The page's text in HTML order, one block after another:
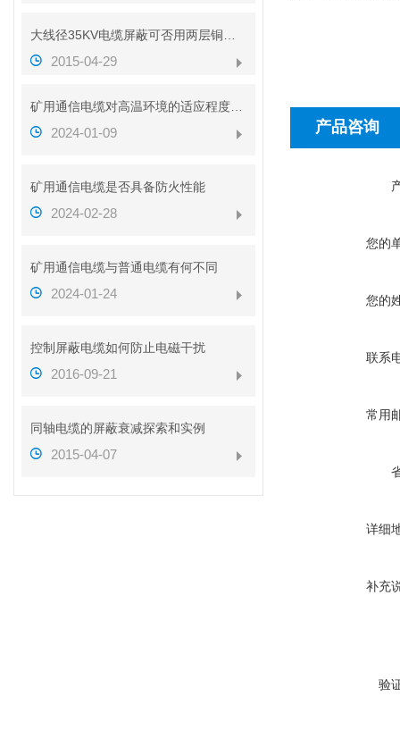
2015-04-29
2024-01-09
矿用通信电缆是否具备防火性能
2024-02-28
矿用通信电缆与普通电缆有何不同
2024-01-24
控制屏蔽电缆如何防止电磁干扰
2016-09-21
同轴电缆的屏蔽衰减探索和实例
2015-04-07
产品咨询
您的
您的
联系
常用
详细
补充
验